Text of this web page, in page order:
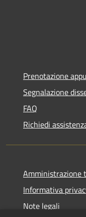
Prenotazione
Segnalazione
FAQ
Richiedi
Amministrazione
Informativa
Note legali